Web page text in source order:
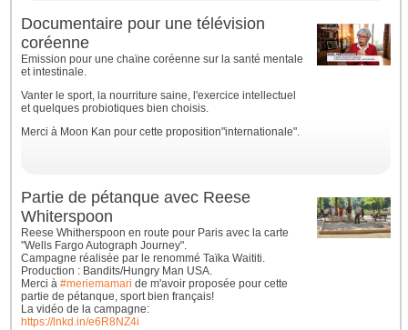
Documentaire pour une télévision
coréenne
Emission pour une chaïne coréenne sur la santé mentale
et intestinale.
Vanter le sport, la nourriture saine, l'exercice intellectuel
et quelques probiotiques bien choisis.
Merci à Moon Kan pour cette proposition"internationale".
Partie de pétanque avec Reese
Whiterspoon
Reese Whitherspoon en route pour Paris avec la carte
"Wells Fargo Autograph Journey".
Campagne réalisée par le renommé Taïka Waititi.
Production : Bandits/Hungry Man USA.
Merci à#meriemamari de m'avoir proposée pour cette
partie de pétanque, sport bien français!
La vidéo de la campagne:
https://lnkd.in/e6R8NZ4i